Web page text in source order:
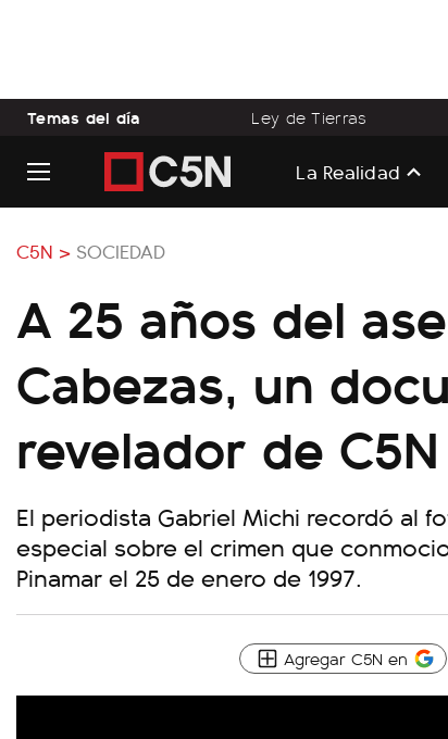
Temas del día Ley de Tierras
La Realidad
C5N > SOCIEDAD
A 25 años del
Cabezas, un
revelador de C5N
El periodista Gabriel Michi recordó al
especial sobre el crimen que
Pinamar el 25 de enero de 1997.
Agregar C5N en